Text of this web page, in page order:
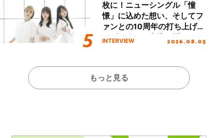
枚に！ニューシングル「憧
憬」に込めた想い、そしてフ
ァンとの10周年の打ち上げラ
イブを終えた心境を聞いた。
INTERVIEW 2026.08.05
もっと見る